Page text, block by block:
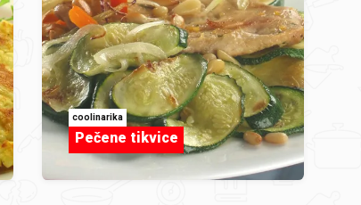
coolinarika
Pečene tikvice